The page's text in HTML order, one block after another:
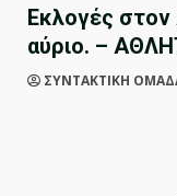
Εκλογές
αύριο. –
ΣΥΝΤΑΚΤΙΚΗ